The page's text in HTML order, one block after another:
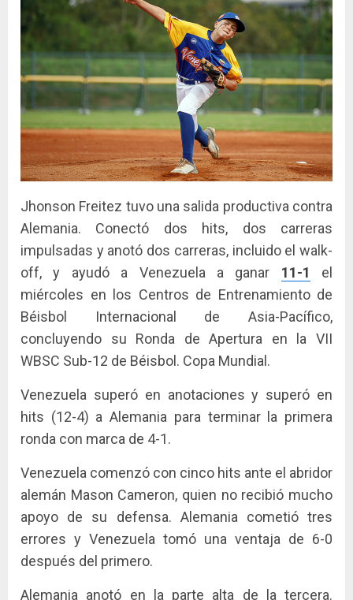
Jhonson Freitez tuvo una salida productiva contra
Alemania. Conectó dos hits, dos carreras
impulsadas y anotó dos carreras, incluido el walk-
off, y ayudó a Venezuela a ganar 11-1
el
miércoles en los Centros de Entrenamiento de
Béisbol Internacional de Asia-Pacífico,
concluyendo su Ronda de Apertura en la VII
WBSC Sub-12 de Béisbol. Copa Mundial.
Venezuela superó en anotaciones y superó en
hits (12-4) a Alemania para terminar la primera
ronda con marca de 4-1.
Venezuela comenzó con cinco hits ante el abridor
alemán Mason Cameron, quien no recibió mucho
apoyo de su defensa. Alemania cometió tres
errores y Venezuela tomó una ventaja de 6-0
después del primero.
Alemania anotó en la parte alta de la tercera.